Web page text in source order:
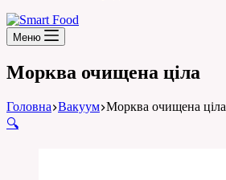
Меню
Морква очищена ціла
Головна Вакуум Морква очищена ціла
🔍